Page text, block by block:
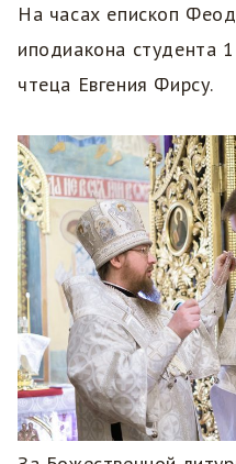
На часах епископ
иподиакона студента
чтеца Евгения Фирсу.